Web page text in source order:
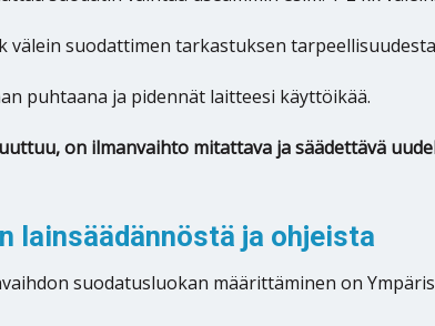
suodattimen tarkastuksen
puhtaana ja pidennät laitteesi käyttöikää.
on ilmanvaihto mitattava ja säädettävä
lainsäädännöstä ja ohjeista
suodatusluokan määrittäminen on